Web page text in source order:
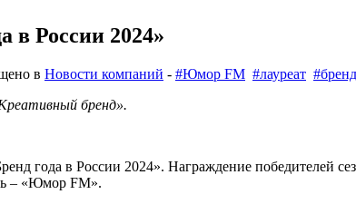
в России 2024»
в Новости компаний - #Юмор FM #лауреат
бренд».
года в России 2024». Награждение победителей
– «Юмор FM».